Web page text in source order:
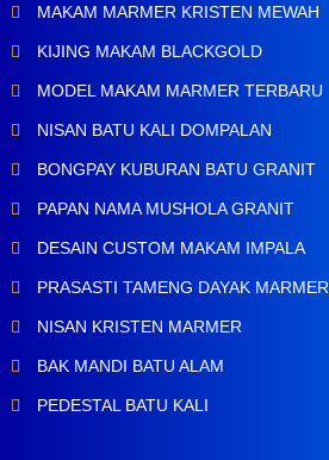
MAKAM MARMER KRISTEN MEWAH
KIJING MAKAM BLACKGOLD
MODEL MAKAM MARMER TERBARU
NISAN BATU KALI DOMPALAN
BONGPAY KUBURAN BATU GRANIT
PAPAN NAMA MUSHOLA GRANIT
DESAIN CUSTOM MAKAM IMPALA
PRASASTI TAMENG DAYAK MARMER
NISAN KRISTEN MARMER
BAK MANDI BATU ALAM
PEDESTAL BATU KALI